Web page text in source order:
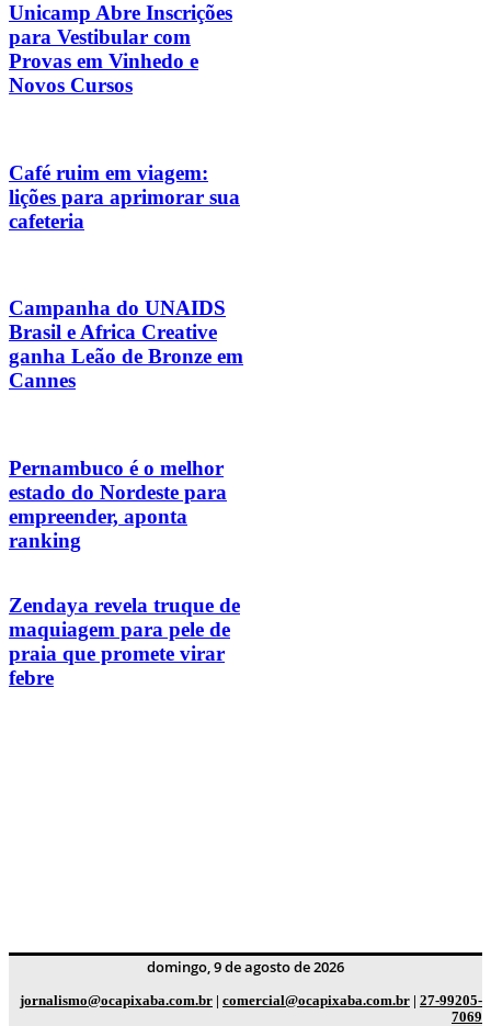
Unicamp Abre Inscrições
para Vestibular com
Provas em Vinhedo e
Novos Cursos
Café ruim em viagem:
lições para aprimorar sua
cafeteria
Campanha do UNAIDS
Brasil e Africa Creative
ganha Leão de Bronze em
Cannes
Pernambuco é o melhor
estado do Nordeste para
empreender, aponta
ranking
Zendaya revela truque de
maquiagem para pele de
praia que promete virar
febre
domingo, 9 de agosto de 2026
jornalismo@ocapixaba.com.br | comercial@ocapixaba.com.br | 27-99205-
7069